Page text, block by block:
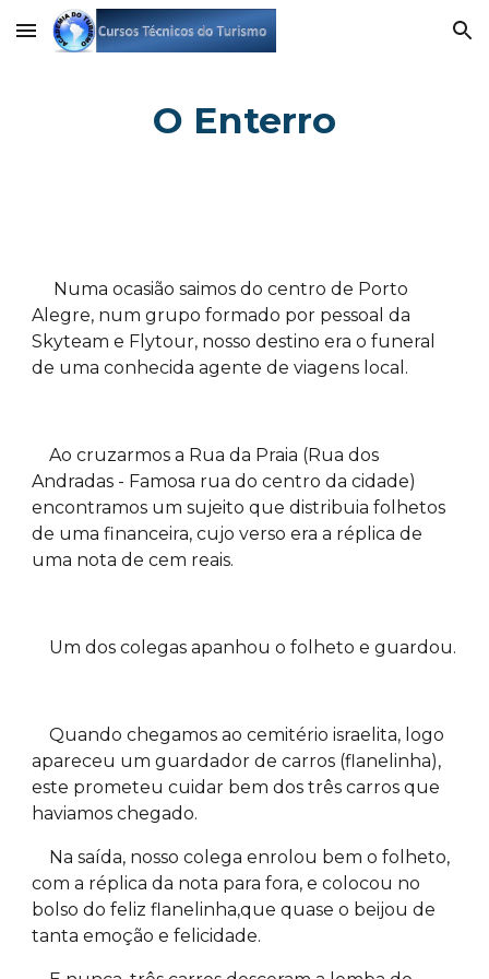
Skip to main content Skip to navigation
O Enterro
Numa ocasião saimos do centro de Porto
Alegre, num grupo formado por pessoal da
Skyteam e Flytour, nosso destino era o funeral
de uma conhecida agente de viagens local.
Ao cruzarmos a Rua da Praia (Rua dos
Andradas - Famosa rua do centro da cidade)
encontramos um sujeito que distribuia folhetos
de uma financeira, cujo verso era a réplica de
uma nota de cem reais.
Um dos colegas apanhou o folheto e guardou.
Quando chegamos ao cemitério israelita, logo
apareceu um guardador de carros (flanelinha),
este prometeu cuidar bem dos três carros que
haviamos chegado.
Na saída, nosso colega enrolou bem o folheto,
com a réplica da nota para fora, e colocou no
bolso do feliz flanelinha,que quase o beijou de
tanta emoção e felicidade.